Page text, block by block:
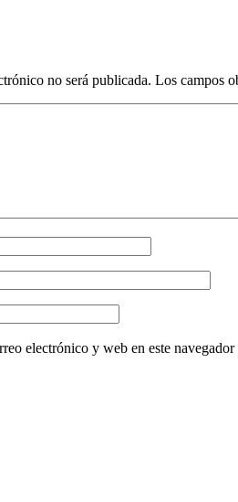
no será publicada. Los campos
electrónico y web en este